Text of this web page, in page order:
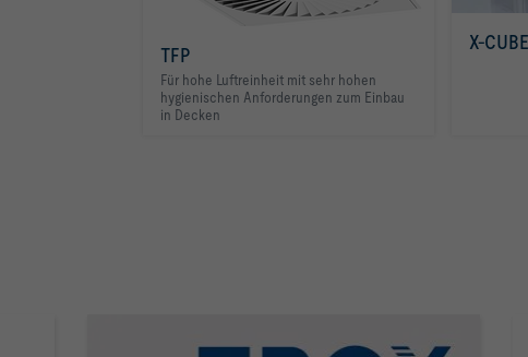
TFP
Für hohe Luftreinheit mit sehr hohen
hygienischen Anforderungen zum Einbau
in Decken
X-